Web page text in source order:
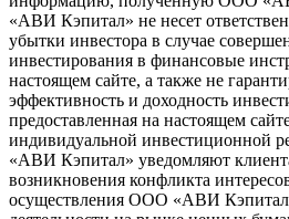
«АВИ Кэпитал» не несет
убытки инвестора в случае
инвестирования в финансовые
настоящем сайте, а также не
эффективность и доходность
предоставленная на настоящем
индивидуальной инвестиционной
«АВИ Кэпитал» уведомляют
возникновения конфликта
осуществления ООО «АВИ